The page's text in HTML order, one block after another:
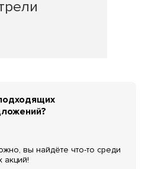
вы найдёте что-то среди
акций!